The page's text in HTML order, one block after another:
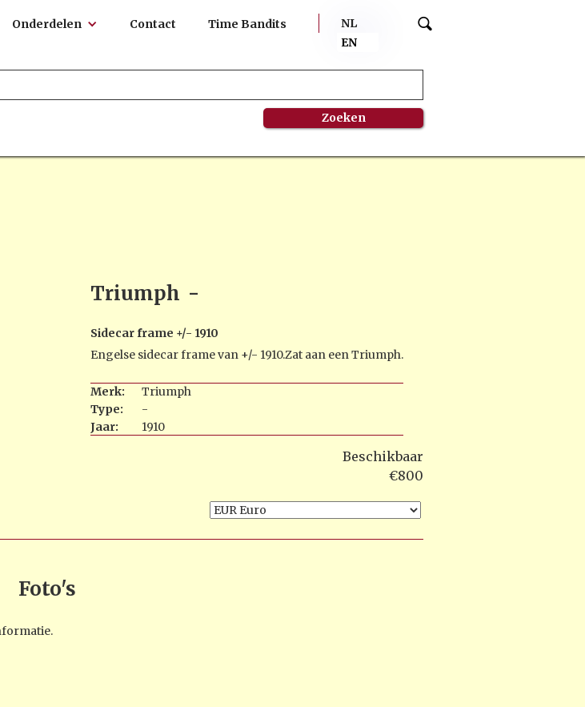
Onderdelen Contact Time Bandits
NL
EN
Triumph -
Sidecar frame +/- 1910
Engelse sidecar frame van +/- 1910.Zat aan een Triumph.
Merk:
Triumph
Type:
-
Jaar:
1910
Beschikbaar
€800
Foto's